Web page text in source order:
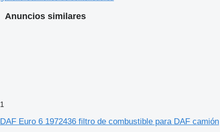
Anuncios similares
1
DAF Euro 6 1972436 filtro de combustible para DAF camión